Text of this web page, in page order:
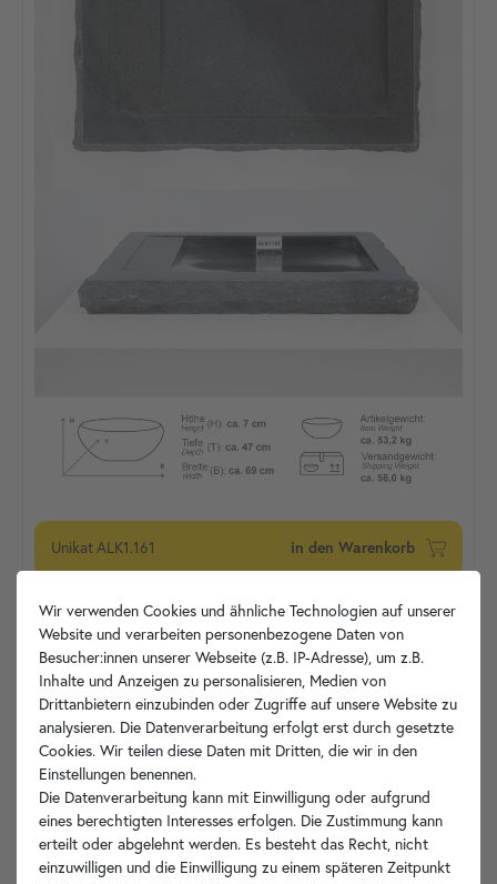
UnikatALK1.161 in den Warenkorb
Wir verwenden Cookies und ähnliche Technologien auf unserer
Website und verarbeiten personenbezogene Daten von
Besucher:innen unserer Webseite (z.B. IP-Adresse), um z.B.
Inhalte und Anzeigen zu personalisieren, Medien von
Drittanbietern einzubinden oder Zugriffe auf unsere Website zu
analysieren. Die Datenverarbeitung erfolgt erst durch gesetzte
Cookies. Wir teilen diese Daten mit Dritten, die wir in den
Einstellungen benennen.
Die Datenverarbeitung kann mit Einwilligung oder aufgrund
eines berechtigten Interesses erfolgen. Die Zustimmung kann
erteilt oder abgelehnt werden. Es besteht das Recht, nicht
einzuwilligen und die Einwilligung zu einem späteren Zeitpunkt